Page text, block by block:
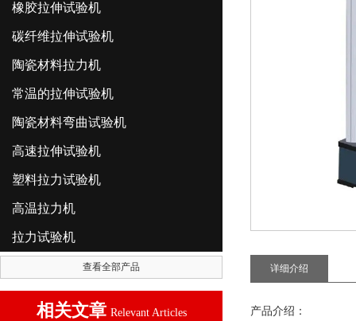
橡胶拉伸试验机
碳纤维拉伸试验机
陶瓷材料拉力机
常温的拉伸试验机
陶瓷材料弯曲试验机
高速拉伸试验机
塑料拉力试验机
高温拉力机
拉力试验机
查看全部产品
相关文章 Relevant Articles
详细介绍
产品介绍：